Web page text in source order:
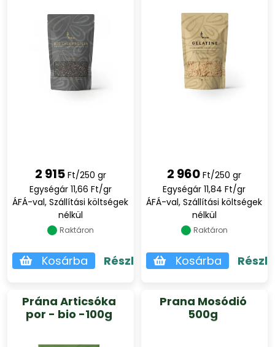
2 915 Ft/250 gr
Egységár 11,66 Ft/gr
ÁFÁ-val, Szállítási költségek
nélkül
Raktáron
Kosárba Részletek
2 960 Ft/250 gr
Egységár 11,84 Ft/gr
ÁFÁ-val, Szállítási költségek
nélkül
Raktáron
Kosárba
Prána Articsóka
por - bio -100g
Prana Mosódió
500g